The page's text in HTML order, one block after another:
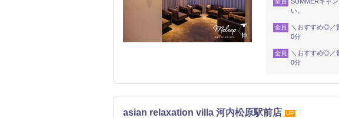
全員
い。
全員
＼おすすめ◎／
0分
全員
＼おすすめ◎／
0分
asian relaxation villa 河内松原駅前店 UP